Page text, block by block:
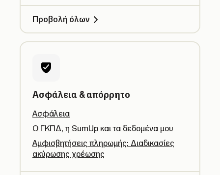
Προβολή όλων
Ασφάλεια & απόρρητο
Ασφάλεια
Ο ΓΚΠΔ, η SumUp και τα δεδομένα μου
Αμφισβητήσεις πληρωμής: Διαδικασίες
ακύρωσης χρέωσης